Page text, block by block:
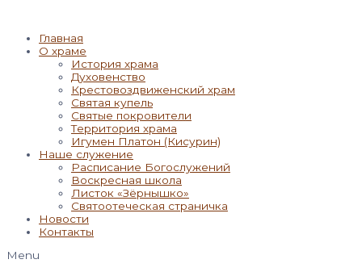
Главная
О храме
История храма
Духовенство
Крестовоздвиженский храм
Святая купель
Святые покровители
Территория храма
Игумен Платон (Кисурин)
Наше служение
Расписание Богослужений
Воскресная школа
Листок «Зёрнышко»
Святоотеческая страничка
Новости
Контакты
Menu